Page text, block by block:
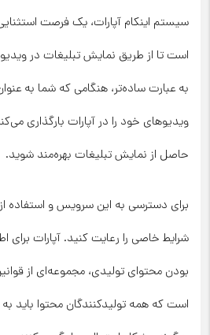
سیستم اینکام آپارات، یک فرصت
است تا از طریق نمایش تبلیغات در
به عبارت ساده‌تر، هنگامی که شما به
ویدیوهای خود را در آپارات بارگذاری
حاصل از نمایش تبلیغات بهره‌مند شوید.
برای دسترسی به این سرویس و استفاده
شرایط خاصی را رعایت کنید. آپارات برای
بودن محتوای تولیدی، مجموعه‌ای از
است که همه تولیدکنندگان محتوا باید به